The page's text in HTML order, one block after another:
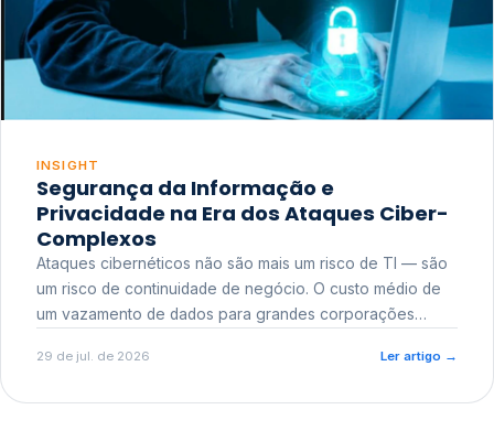
INSIGHT
Segurança da Informação e
Privacidade na Era dos Ataques Ciber-
Complexos
Ataques cibernéticos não são mais um risco de TI — são
um risco de continuidade de negócio. O custo médio de
um vazamento de dados para grandes corporações
reputacional e o risco regulatório junto a órgãos como a
29 de jul. de 2026 Ler artigo →